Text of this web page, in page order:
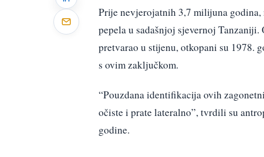
Prije nevjerojatnih 3,7 milijuna godina,
pepela u sadašnjoj sjevernoj
pretvarao u stijenu, otkopani su 1978.
s ovim zaključkom.
“Pouzdana identifikacija ovih
očiste i prate lateralno”, tvrdili su
godine.